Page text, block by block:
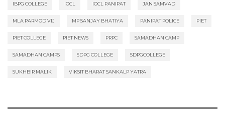
IBPG COLLEGE IOCL IOCL PANIPAT JAN SAMVAD
MLA PARMOD VIJ MP SANJAY BHATIYA PANIPAT POLICE PIET
PIET COLLEGE PIET NEWS PRPC SAMADHAN CAMP
SAMADHAN CAMPS SDPG COLLEGE SDPGCOLLEGE
SUKHBIR MALIK VIKSIT BHARAT SANKALP YATRA